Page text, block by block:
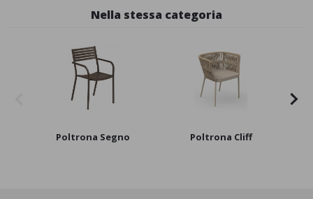
Nella stessa categoria
Poltrona Segno Poltrona Cliff